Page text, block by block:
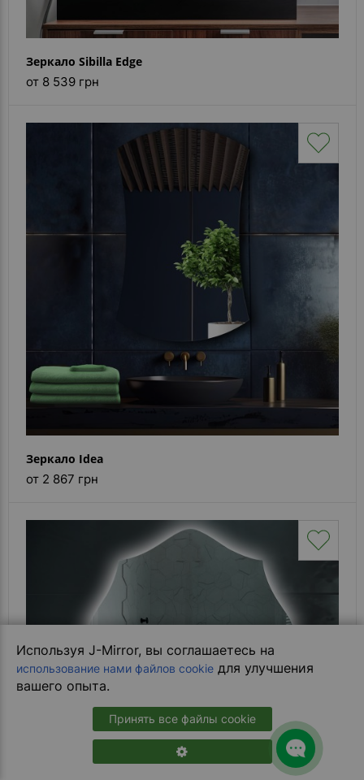
Используя J-Mirror, вы соглашаетесь на
использование нами файлов cookie для улучшения
вашего опыта.
Принять все файлы cookie
Зеркало Sibilla Edge
от 8 539 грн
Зеркало Idea
от 2 867 грн